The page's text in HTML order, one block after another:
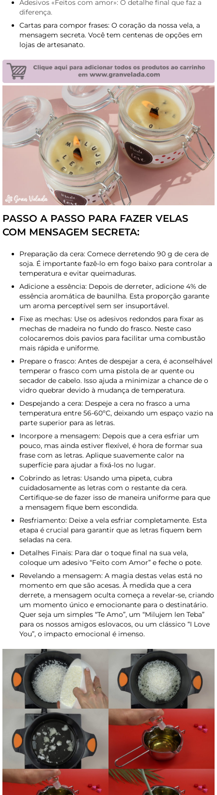
Adesivos «Feitos com amor»: O detalhe final que faz a
diferença.
Cartas para compor frases: O coração da nossa vela, a
mensagem secreta. Você tem centenas de opções em
lojas de artesanato.
PASSO A PASSO PARA FAZER VELAS
COM MENSAGEM SECRETA:
Preparação da cera: Comece derretendo 90 g de cera de
soja. É importante fazê-lo em fogo baixo para controlar a
temperatura e evitar queimaduras.
Adicione a essência: Depois de derreter, adicione 4% de
essência aromática de baunilha. Esta proporção garante
um aroma perceptível sem ser insuportável.
Fixe as mechas: Use os adesivos redondos para fixar as
mechas de madeira no fundo do frasco. Neste caso
colocaremos dois pavios para facilitar uma combustão
mais rápida e uniforme.
Prepare o frasco: Antes de despejar a cera, é aconselhável
temperar o frasco com uma pistola de ar quente ou
secador de cabelo. Isso ajuda a minimizar a chance de o
vidro quebrar devido à mudança de temperatura.
Despejando a cera: Despeje a cera no frasco a uma
temperatura entre 56-60ºC, deixando um espaço vazio na
parte superior para as letras.
Incorpore a mensagem: Depois que a cera esfriar um
pouco, mas ainda estiver flexível, é hora de formar sua
frase com as letras. Aplique suavemente calor na
superfície para ajudar a fixá-los no lugar.
Cobrindo as letras: Usando uma pipeta, cubra
cuidadosamente as letras com o restante da cera.
Certifique-se de fazer isso de maneira uniforme para que
a mensagem fique bem escondida.
Resfriamento: Deixe a vela esfriar completamente. Esta
etapa é crucial para garantir que as letras fiquem bem
seladas na cera.
Detalhes Finais: Para dar o toque final na sua vela,
coloque um adesivo “Feito com Amor” e feche o pote.
Revelando a mensagem: A magia destas velas está no
momento em que são acesas. À medida que a cera
derrete, a mensagem oculta começa a revelar-se, criando
um momento único e emocionante para o destinatário.
Quer seja um simples “Te Amo”, um “Milujem len Teba”
para os nossos amigos eslovacos, ou um clássico “I Love
You”, o impacto emocional é imenso.